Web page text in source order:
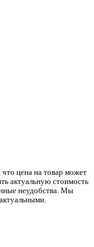
цена на товар может
актуальную стоимость
неудобства. Мы